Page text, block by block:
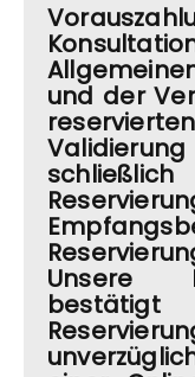
und der
Unsere